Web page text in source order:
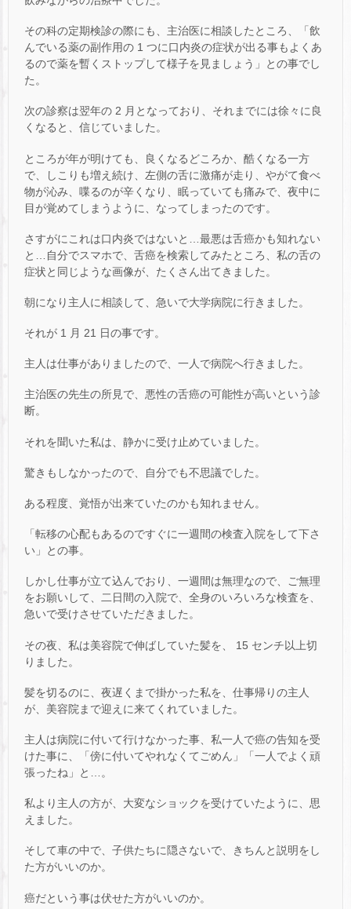
その科の定期検診の際にも、主治医に相談したところ、「飲
んでいる薬の副作用の 1 つに口内炎の症状が出る事もよくあ
るので薬を暫くストップして様子を見ましょう」との事でし
た。
次の診察は翌年の 2 月となっており、それまでには徐々に良
くなると、信じていました。
ところが年が明けても、良くなるどころか、酷くなる一方
で、しこりも増え続け、左側の舌に激痛が走り、やがて食べ
物が沁み、喋るのが辛くなり、眠っていても痛みで、夜中に
目が覚めてしまうように、なってしまったのです。
さすがにこれは口内炎ではないと…最悪は舌癌かも知れない
と…自分でスマホで、舌癌を検索してみたところ、私の舌の
症状と同じような画像が、たくさん出てきました。
朝になり主人に相談して、急いで大学病院に行きました。
それが 1 月 21 日の事です。
主人は仕事がありましたので、一人で病院へ行きました。
主治医の先生の所見で、悪性の舌癌の可能性が高いという診
断。
それを聞いた私は、静かに受け止めていました。
驚きもしなかったので、自分でも不思議でした。
ある程度、覚悟が出来ていたのかも知れません。
「転移の心配もあるのですぐに一週間の検査入院をして下さ
い」との事。
しかし仕事が立て込んでおり、一週間は無理なので、ご無理
をお願いして、二日間の入院で、全身のいろいろな検査を、
急いで受けさせていただきました。
その夜、私は美容院で伸ばしていた髪を、 15 センチ以上切
りました。
髪を切るのに、夜遅くまで掛かった私を、仕事帰りの主人
が、美容院まで迎えに来てくれていました。
主人は病院に付いて行けなかった事、私一人で癌の告知を受
けた事に、「傍に付いてやれなくてごめん」「一人でよく頑
張ったね」と…。
私より主人の方が、大変なショックを受けていたように、思
えました。
そして車の中で、子供たちに隠さないで、きちんと説明をし
た方がいいのか。
癌だという事は伏せた方がいいのか。